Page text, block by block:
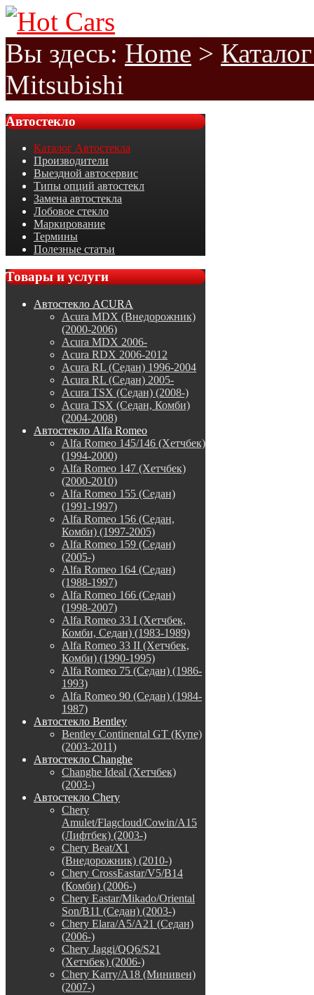
Вы здесь: Home >
Mitsubishi
Автостекло
Каталог Автостекла
Производители
Выездной автосервис
Типы опций автостекл
Замена автостекла
Лобовое стекло
Маркирование
Термины
Полезные статьи
Товарыи услуги
Автостекло ACURA
Acura MDX (Внедорожник)
(2000-2006)
Acura MDX 2006-
Acura RDX 2006-2012
Acura RL (Седан) 1996-2004
Acura RL (Седан) 2005-
Acura TSX (Седан) (2008-)
Acura TSX (Седан, Комби)
(2004-2008)
Автостекло Alfa Romeo
Alfa Romeo 145/146 (Хетчбек)
(1994-2000)
Alfa Romeo 147 (Хетчбек)
(2000-2010)
Alfa Romeo 155 (Седан)
(1991-1997)
Alfa Romeo 156 (Седан,
Комби) (1997-2005)
Alfa Romeo 159 (Седан)
(2005-)
Alfa Romeo 164 (Седан)
(1988-1997)
Alfa Romeo 166 (Седан)
(1998-2007)
Alfa Romeo 33 I (Хетчбек,
Комби, Седан) (1983-1989)
Alfa Romeo 33 II (Хетчбек,
Комби) (1990-1995)
Alfa Romeo 75 (Седан) (1986-
1993)
Alfa Romeo 90 (Седан) (1984-
1987)
Автостекло Bentley
Bentley Continental GT (Купе)
(2003-2011)
Автостекло Changhe
Changhe Ideal (Хетчбек)
(2003-)
Автостекло Chery
Chery
Amulet/Flagcloud/Cowin/A15
(Лифтбек) (2003-)
Chery Beat/X1
(Внедорожник) (2010-)
Chery CrossEastar/V5/B14
(Комби) (2006-)
Chery Eastar/Mikado/Oriental
Son/B11 (Седан) (2003-)
Chery Elara/A5/A21 (Седан)
(2006-)
Chery Jaggi/QQ6/S21
(Хетчбек) (2006-)
Chery Karry/A18 (Минивен)
(2007-)